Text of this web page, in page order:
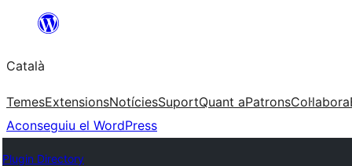
contingut
Català
TemesExtensionsNotíciesSuportQuant aPatronsCol·labora
Aconseguiu el WordPress
Plugin Directory